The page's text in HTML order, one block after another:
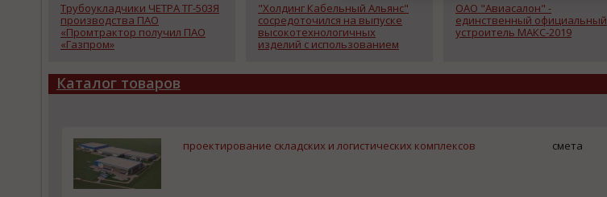
Трубоукладчики ЧЕТРА ТГ-503Я
производства ПАО
«Промтрактор получил ПАО
«Газпром»
"Холдинг Кабельный Альянс"
сосредоточился на выпуске
высокотехнологичных
изделий с использованием
ОАО "Авиасалон" -
единственный официальный
устроитель МАКС-2019
Каталог товаров
проектирование складских и логистических комплексов смета